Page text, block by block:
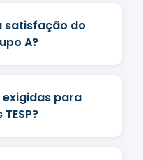
satisfação do
A?
exigidas para